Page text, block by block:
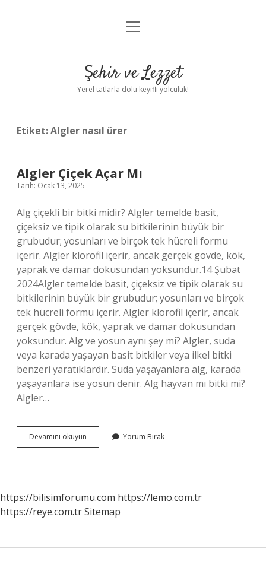
Anasayfa
Yasal Uyarı
menüyü
Şehir ve Lezzet
Yerel tatlarla dolu keyifli yolculuk!
Etiket:Algler nasıl ürer
Algler Çiçek Açar Mı
Tarih: Ocak 13, 2025
Alg çiçekli bir bitki midir? Algler temelde basit,
çiçeksiz ve tipik olarak su bitkilerinin büyük bir
grubudur; yosunları ve birçok tek hücreli formu
içerir. Algler klorofil içerir, ancak gerçek gövde, kök,
yaprak ve damar dokusundan yoksundur.14 Şubat
2024Algler temelde basit, çiçeksiz ve tipik olarak su
bitkilerinin büyük bir grubudur; yosunları ve birçok
tek hücreli formu içerir. Algler klorofil içerir, ancak
gerçek gövde, kök, yaprak ve damar dokusundan
yoksundur. Alg ve yosun aynı şey mi? Algler, suda
veya karada yaşayan basit bitkiler veya ilkel bitki
benzeri yaratıklardır. Suda yaşayanlara alg, karada
yaşayanlara ise yosun denir. Alg hayvan mı bitki mi?
Algler…
Devamını okuyun
Çiçek
Yorum Bırak
https://bilisimforumu.com https://lemo.com.tr
https://reye.com.trSitemap